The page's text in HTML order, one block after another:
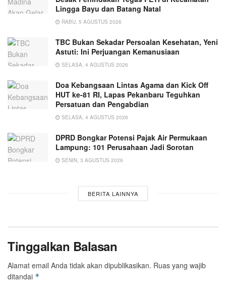
Lingga Bayu dan Batang Natal
RABU, 5 AGUSTUS 2026
TBC Bukan Sekadar Persoalan Kesehatan, Yeni
Astuti: Ini Perjuangan Kemanusiaan
SELASA, 4 AGUSTUS 2026
Doa Kebangsaan Lintas Agama dan Kick Off
HUT ke-81 RI, Lapas Pekanbaru Teguhkan
Persatuan dan Pengabdian
SELASA, 4 AGUSTUS 2026
DPRD Bongkar Potensi Pajak Air Permukaan
Lampung: 101 Perusahaan Jadi Sorotan
SENIN, 3 AGUSTUS 2026
BERITA LAINNYA
Tinggalkan Balasan
Alamat email Anda tidak akan dipublikasikan. Ruas yang wajib
ditandai *